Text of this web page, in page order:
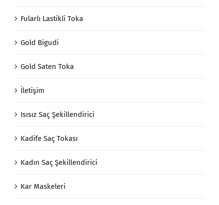
Fularlı Lastikli Toka
Gold Bigudi
Gold Saten Toka
İletişim
Isısız Saç Şekillendirici
Kadife Saç Tokası
Kadın Saç Şekillendirici
Kar Maskeleri